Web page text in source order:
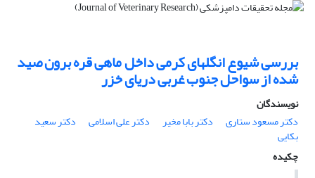
بررسی شیوع انگلهای کرمی داخل ماهی قره برون صید
شده از سواحل جنوب غربی دریای خزر
نویسندگان
دکتر مسعود ستاری
دکتر بابا مخیر دکتر علی اسلامی دکتر سعید
بکایی
چکیده